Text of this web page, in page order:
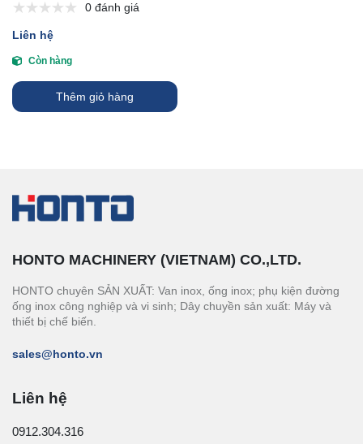
0 đánh giá
Liên hệ
Còn hàng
Thêm giỏ hàng
HONTO MACHINERY (VIETNAM) CO.,LTD.
HONTO chuyên SẢN XUẤT: Van inox, ống inox; phụ kiện đường
ống inox công nghiệp và vi sinh; Dây chuyền sản xuất: Máy và
thiết bị chế biến.
sales@honto.vn
Liên hệ
0912.304.316